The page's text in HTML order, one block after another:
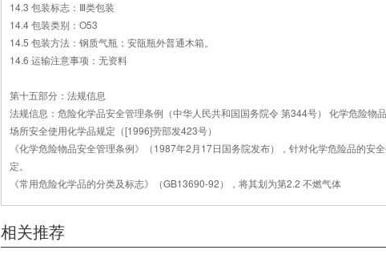
14.3 包装标志：Ⅲ类包装
14.4 包装类别：O53
14.5 包装方法：钢质气瓶；安瓿瓶外普通木箱。
14.6 运输注意事项：无资料
第十五部分：法规信息
法规信息：危险化学品安全管理条例（中华人民共和国国务院令 第344号） 化学危险物
场所安全使用化学品规定（[1996]劳部发423号）
《化学危险物品安全管理条例》（1987年2月17日国务院发布），针对化学危险品的安
定。
《常用危险化学品的分类及标志》（GB13690-92），将其划为第2.2 不燃气体
相关推荐